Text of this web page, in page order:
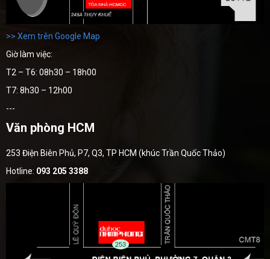
>> Xem trên Google Map
Giờ làm việc:
T2 – T6: 08h30 – 18h00
T7: 8h30 – 12h00
---
Văn phòng HCM
253 Điện Biên Phủ, P7, Q3, TP HCM (khúc Trần Quốc Thảo)
Hotline: 093 205 3388